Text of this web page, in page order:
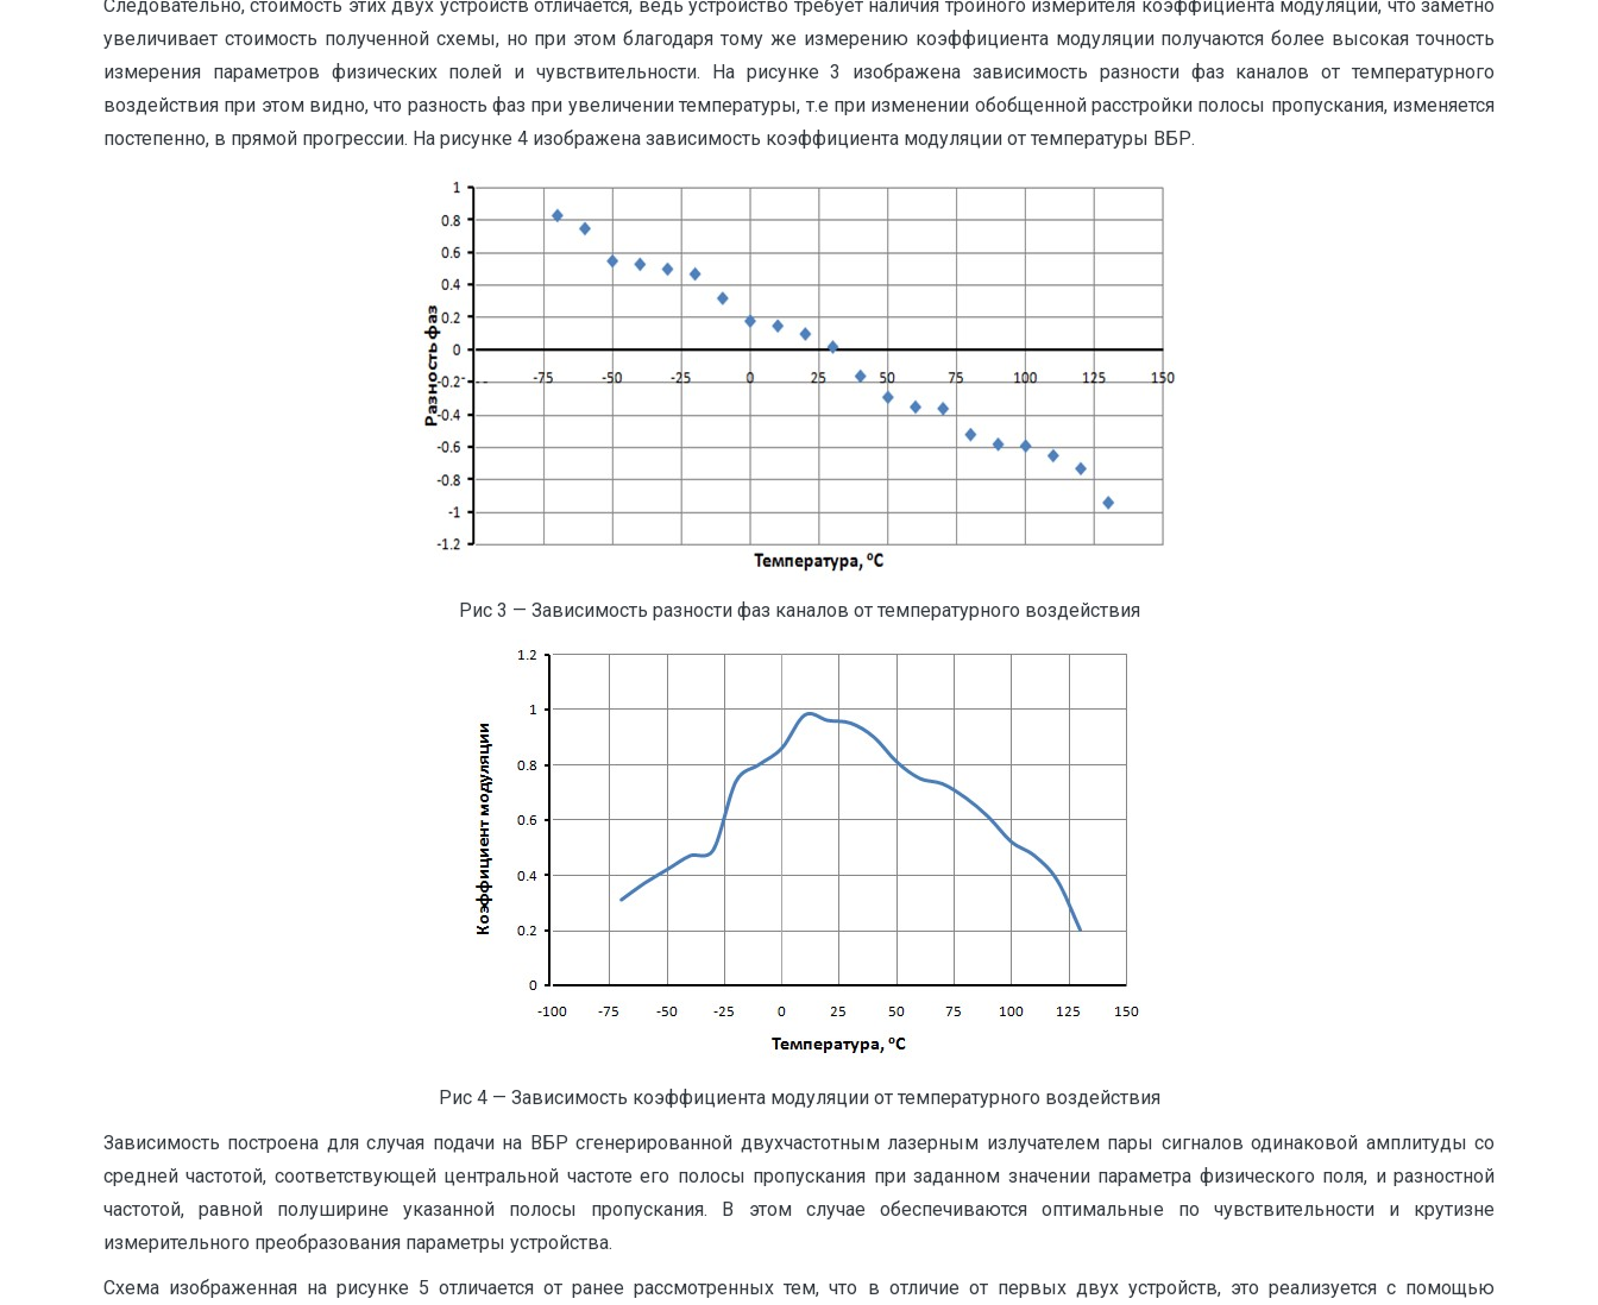
Следовательно, стоимость этих двух устройств отличается, ведь устройство требует наличия тройного измерителя коэффициента модуляции, что заметно
увеличивает стоимость полученной схемы, но при этом благодаря тому же измерению коэффициента модуляции получаются более высокая точность
измерения параметров физических полей и чувствительности. На рисунке 3 изображена зависимость разности фаз каналов от температурного
воздействия при этом видно, что разность фаз при увеличении температуры, т.е при изменении обобщенной расстройки полосы пропускания, изменяется
постепенно, в прямой прогрессии. На рисунке 4 изображена зависимость коэффициента модуляции от температуры ВБР.
Рис 3 — Зависимость разности фаз каналов от температурного воздействия
Рис 4 — Зависимость коэффициента модуляции от температурного воздействия
Зависимость построена для случая подачи на ВБР сгенерированной двухчастотным лазерным излучателем пары сигналов одинаковой амплитуды со
средней частотой, соответствующей центральной частоте его полосы пропускания при заданном значении параметра физического поля, и разностной
частотой, равной полуширине указанной полосы пропускания. В этом случае обеспечиваются оптимальные по чувствительности и крутизне
измерительного преобразования параметры устройства.
Схема изображенная на рисунке 5 отличается от ранее рассмотренных тем, что в отличие от первых двух устройств, это реализуется с помощью